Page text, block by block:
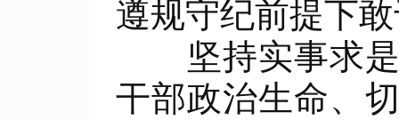
遵规守纪前提下
坚持实事求是
干部政治生命、